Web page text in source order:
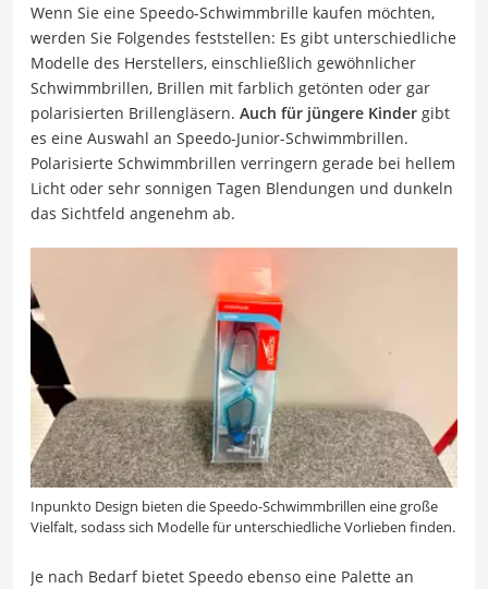
Wenn Sie eine Speedo-Schwimmbrille kaufen möchten,
werden Sie Folgendes feststellen: Es gibt unterschiedliche
Modelle des Herstellers, einschließlich gewöhnlicher
Schwimmbrillen, Brillen mit farblich getönten oder gar
polarisierten Brillengläsern. Auch für jüngere Kinder gibt
es eine Auswahl an Speedo-Junior-Schwimmbrillen.
Polarisierte Schwimmbrillen verringern gerade bei hellem
Licht oder sehr sonnigen Tagen Blendungen und dunkeln
das Sichtfeld angenehm ab.
Inpunkto Design bieten die Speedo-Schwimmbrillen eine große
Vielfalt, sodass sich Modelle für unterschiedliche Vorlieben finden.
Je nach Bedarf bietet Speedo ebenso eine Palette an